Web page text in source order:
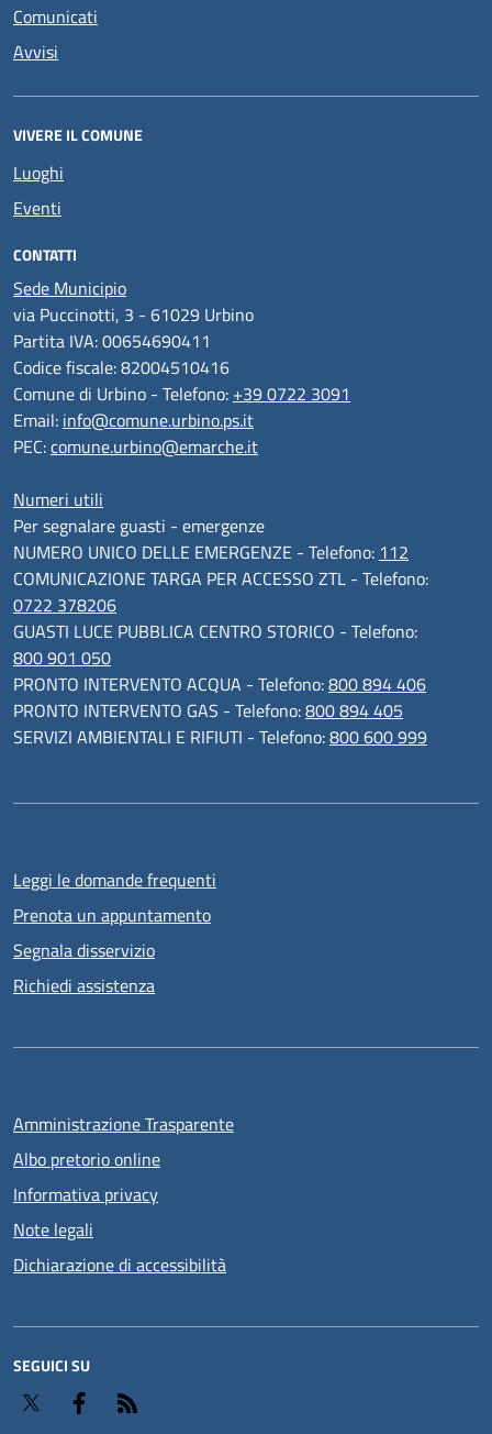
Comunicati
Avvisi
VIVERE IL COMUNE
Luoghi
Eventi
CONTATTI
Sede Municipio
via Puccinotti, 3 - 61029 Urbino
Partita IVA: 00654690411
Codice fiscale: 82004510416
Comune di Urbino - Telefono: +39 0722 3091
Email: info@comune.urbino.ps.it
PEC:comune.urbino@emarche.it
Numeri utili
Per segnalare guasti - emergenze
NUMERO UNICO DELLE EMERGENZE - Telefono: 112
COMUNICAZIONE TARGA PER ACCESSO ZTL - Telefono:
0722 378206
GUASTI LUCE PUBBLICA CENTRO STORICO - Telefono:
800 901 050
PRONTO INTERVENTO ACQUA - Telefono:800 894 406
PRONTO INTERVENTO GAS - Telefono:800 894 405
SERVIZI AMBIENTALI E RIFIUTI - Telefono:800 600 999
Leggi le domande frequenti
Prenota un appuntamento
Segnala disservizio
Richiedi assistenza
Amministrazione Trasparente
Albo pretorio online
Informativa privacy
Note legali
Dichiarazione di accessibilità
SEGUICI SU
Twitter Facebook